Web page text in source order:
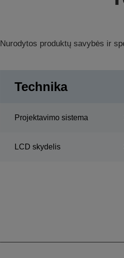
Nurodytos produktų savybės ir
Technika
Projektavimo sistema
LCD skydelis